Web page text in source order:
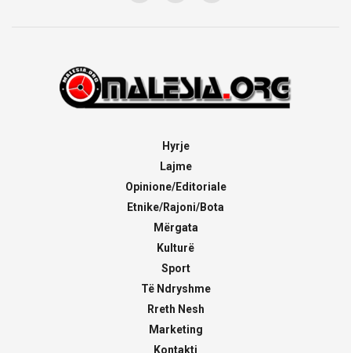
Hyrje
Lajme
Opinione/Editoriale
Etnike/Rajoni/Bota
Mërgata
Kulturë
Sport
Të Ndryshme
Rreth Nesh
Marketing
Kontakti